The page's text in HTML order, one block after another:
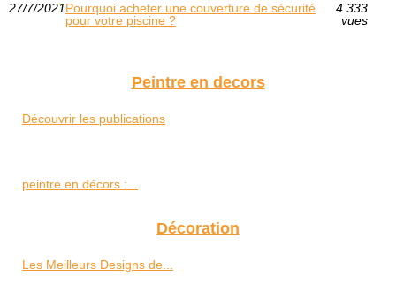
27/7/2021Pourquoi acheter une couverture de sécurité
pour votre piscine ?
4 333
vues
Peintre en decors
Découvrir les publications
peintre en décors :...
Décoration
Les Meilleurs Designs de...